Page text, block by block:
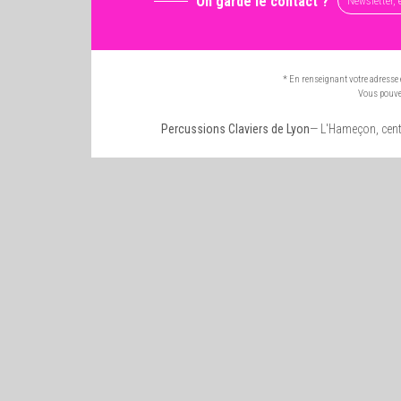
* En renseignant votre
Vous
Percussions Claviers de Lyon— L'Hameçon,